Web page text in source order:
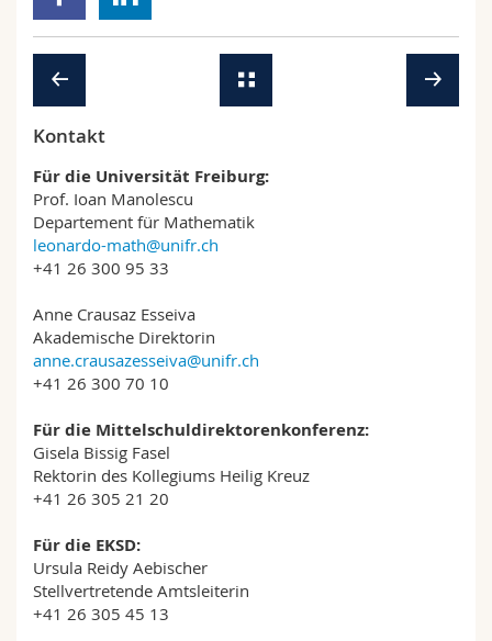
Kontakt
Für die Universität Freiburg:
Prof. Ioan Manolescu
Departement für Mathematik
leonardo-math@unifr.ch
+41 26 300 95 33
Anne Crausaz Esseiva
Akademische Direktorin
anne.crausazesseiva@unifr.ch
+41 26 300 70 10
Für die Mittelschuldirektorenkonferenz:
Gisela Bissig Fasel
Rektorin des Kollegiums Heilig Kreuz
+41 26 305 21 20
Für die EKSD:
Ursula Reidy Aebischer
Stellvertretende Amtsleiterin
+41 26 305 45 13